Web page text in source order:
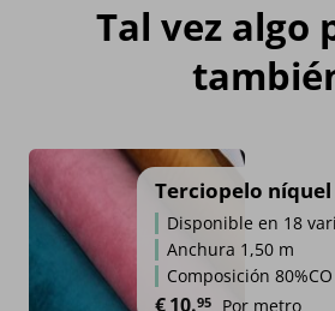
Tal vez algo
Terciopelo níquel
Disponible en 18
Anchura 1,50 m
Composición
€10.95 Por metro